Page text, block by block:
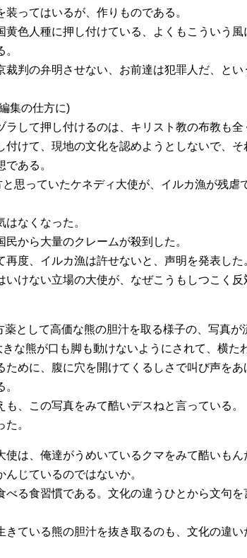
装ってはいるが、作りものである。
黄色人種に押し付けている、よくもこういう
裁判の弁明させない、お前達は犯罪人だ、とい
集の仕方に)
して押し付けるのは、キリスト教の布教も全
付けて、現地の文化を認めようとしないで、
ある。
思っていたケネディ大使が、イルカ漁が残虐
なくなった。
から大量のクレームが殺到した。
度、イルカ漁は許せないと、声明を発表した
いけない立場の大使が、なぜこうもしつこく
として高価な熊の胆汁を取る様子の、写真が
な熊が口も脚も動けないようにされて、横た
ために、腹に穴を開けてくるしさで叫び声をあ
、この写真をみて酷いデスねと言っている。
。
使は、俺達がうめいているクマをみて酷いも
じているのではないか。
べる食習慣である。文化の違うひとから文句
きている熊の胆汁を抜き取るのも、文化の違